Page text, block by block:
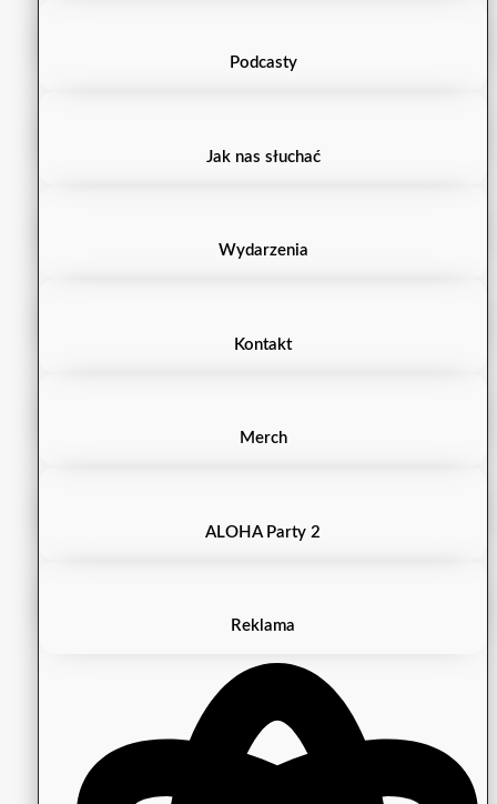
Podcasty
Jak nas słuchać
Wydarzenia
Kontakt
Merch
ALOHA Party 2
Reklama